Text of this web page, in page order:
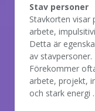
Stav personer
Stavkorten visar
arbete,
Detta är
av stavpersoner.
Förekommer
arbete, projekt,
och stark energi .